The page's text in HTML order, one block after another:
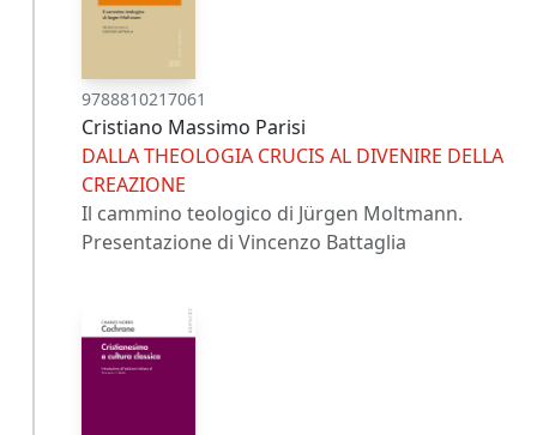
9788810217061
Cristiano Massimo Parisi
DALLA THEOLOGIA CRUCIS AL DIVENIRE DELLA
CREAZIONE
Il cammino teologico di Jürgen Moltmann.
Presentazione di Vincenzo Battaglia